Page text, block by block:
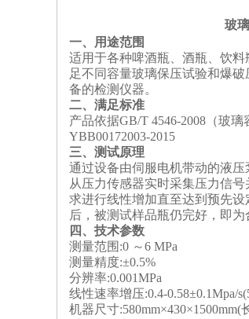
玻
一、用途范围
适用于各种啤酒瓶、酒瓶、饮
足不同容量玻璃保压试验和爆
备的检测仪器。
二、满足标准
产品依据GB/T 4546-2008（玻
YBB00172003-2015
三、测试原理
通过设备由伺服电机带动的液
从压力传感器实时采集压力信
求进行线性增加直至达到预先
后，被测试样品瓶仍完好， 即为
四、技术参数
测量范围:0 ～6 MPa
测量精度:±0.5%
分辨率:0.001MPa
线性速率增压:0.4-0.58±0.1Mpa/
机器尺寸:580mm×430×1500mm(